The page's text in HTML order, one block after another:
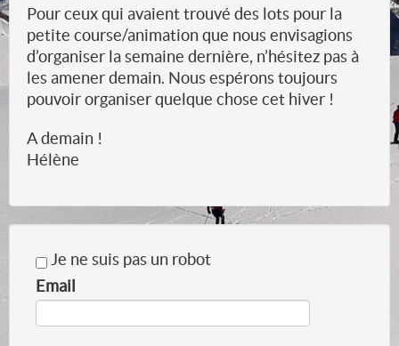
Pour ceux qui avaient trouvé des lots pour la
petite course/animation que nous envisagions
d’organiser la semaine dernière, n’hésitez pas à
les amener demain. Nous espérons toujours
pouvoir organiser quelque chose cet hiver !
A demain !
Hélène
Je ne suis pas un robot
Email